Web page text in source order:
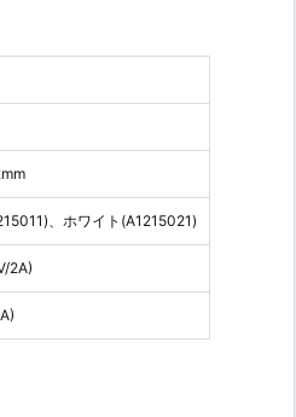
、ホワイト(A1215021)
2A)